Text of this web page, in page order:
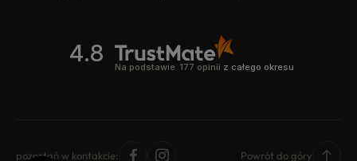
pozostań w kontakcie: Powrót do góry